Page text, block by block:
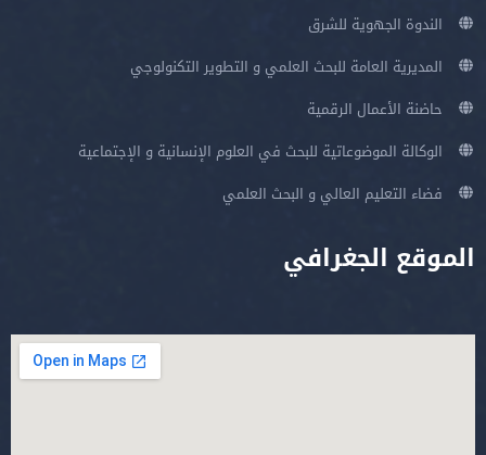
الندوة الجهوية للشرق
المديرية العامة للبحث العلمي و التطوير التكنولوجي
حاضنة الأعمال الرقمية
الوكالة الموضوعاتية للبحث في العلوم الإنسانية و الإجتماعية
فضاء التعليم العالي و البحث العلمي
الموقع الجغرافي